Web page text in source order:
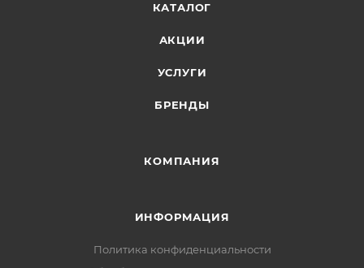
КАТАЛОГ
АКЦИИ
УСЛУГИ
БРЕНДЫ
КОМПАНИЯ
ИНФОРМАЦИЯ
Политика конфиденциальности